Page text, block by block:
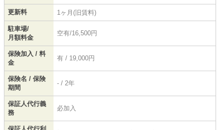
更新料 1ヶ月(旧賃料)
駐車場/
月額料金
空有/16,500円
保険加入 / 料
金
有 / 19,000円
保険名 / 保険
期間
- / 2年
保証人代行義
務
必加入